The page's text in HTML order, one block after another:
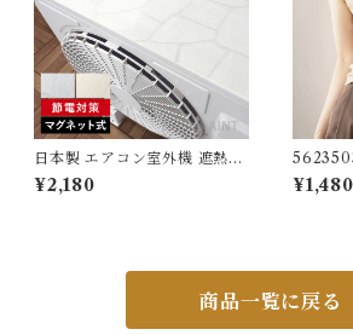
日本製 エアコン室外機 遮熱シ
ート 日除け 室外機カバー 遮熱
直射日光 -28℃ 省エネ 断熱
機カバー 大型 シンプル 木目
¥2,180
ース ノ
ク 下着
型カバ
¥1,480
商品一覧に戻る